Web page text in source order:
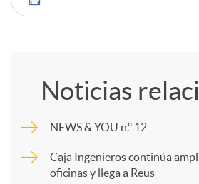
C
m
p
Noticias
NEWS & YOU n.º 12
Caja Ingenieros continúa
oficinas y llega a Reus